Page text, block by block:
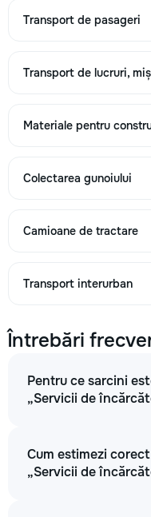
Transport de pasageri
Transport de lucruri,
Materiale pentru
Colectarea gunoiului
Camioane de tractare
Transport interurban
Întrebări
Pentru ce sarcini
„Servicii de
Cum estimezi
„Servicii de